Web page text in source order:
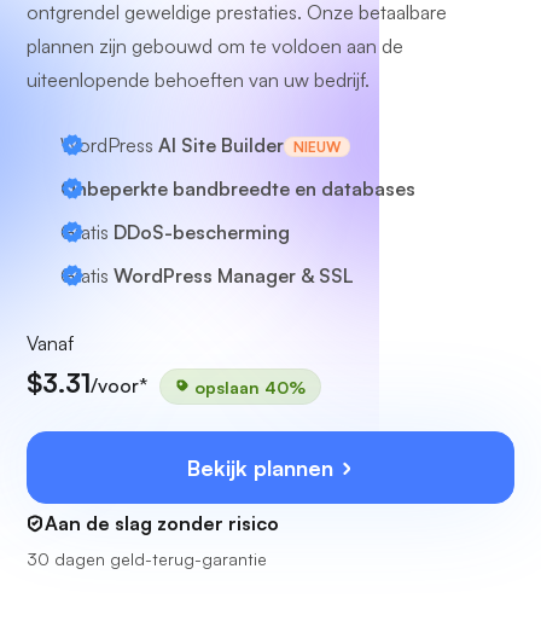
ontgrendel geweldige prestaties. Onze betaalbare
plannen zijn gebouwd om te voldoen aan de
uiteenlopende behoeften van uw bedrijf.
WordPress AI Site Builder NIEUW
Onbeperkte bandbreedte en databases
Gratis DDoS-bescherming
Gratis WordPress Manager & SSL
Vanaf
$3.31/voor* opslaan 40%
Bekijk plannen
Aan de slag zonder risico
30 dagen geld-terug-garantie